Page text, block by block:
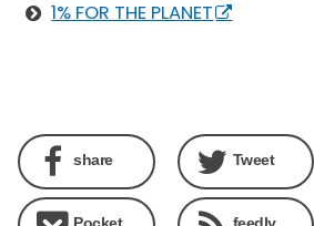
1% FOR THE PLANET
share Tweet